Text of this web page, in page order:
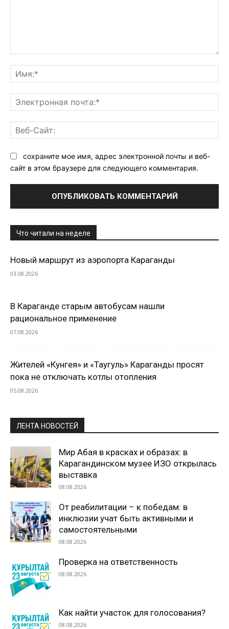
сохраните мое имя, адрес электронной почты и веб-
сайт в этом браузере для следующего комментария.
Что читали на неделе
Новый маршрут из аэропорта Караганды
03.08.2026
В Караганде старым автобусам нашли
рациональное применение
07.08.2026
Жителей «Кунгея» и «Таугуль» Караганды просят
пока не отключать котлы отопления
05.08.2026
ЛЕНТА НОВОСТЕЙ
Мир Абая в красках и образах: в
Карагандинском музее ИЗО открылась
выставка
08.08.2026
От реабилитации – к победам: в
инклюзии учат быть активными и
самостоятельными
08.08.2026
Проверка на ответственность
08.08.2026
Как найти участок для голосования?
08.08.2026